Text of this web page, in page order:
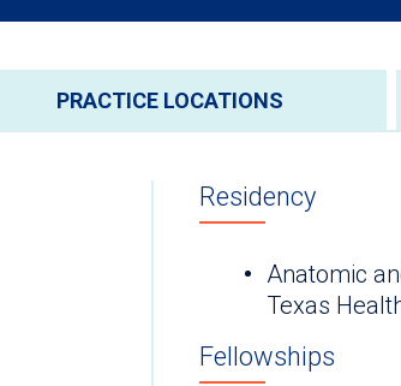
PRACTICE LOCATIONS
Residency
Anatomic
Fellowships